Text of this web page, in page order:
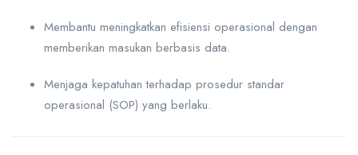
Membantu meningkatkan efisiensi operasional dengan
memberikan masukan berbasis data.
Menjaga kepatuhan terhadap prosedur standar
operasional (SOP) yang berlaku.